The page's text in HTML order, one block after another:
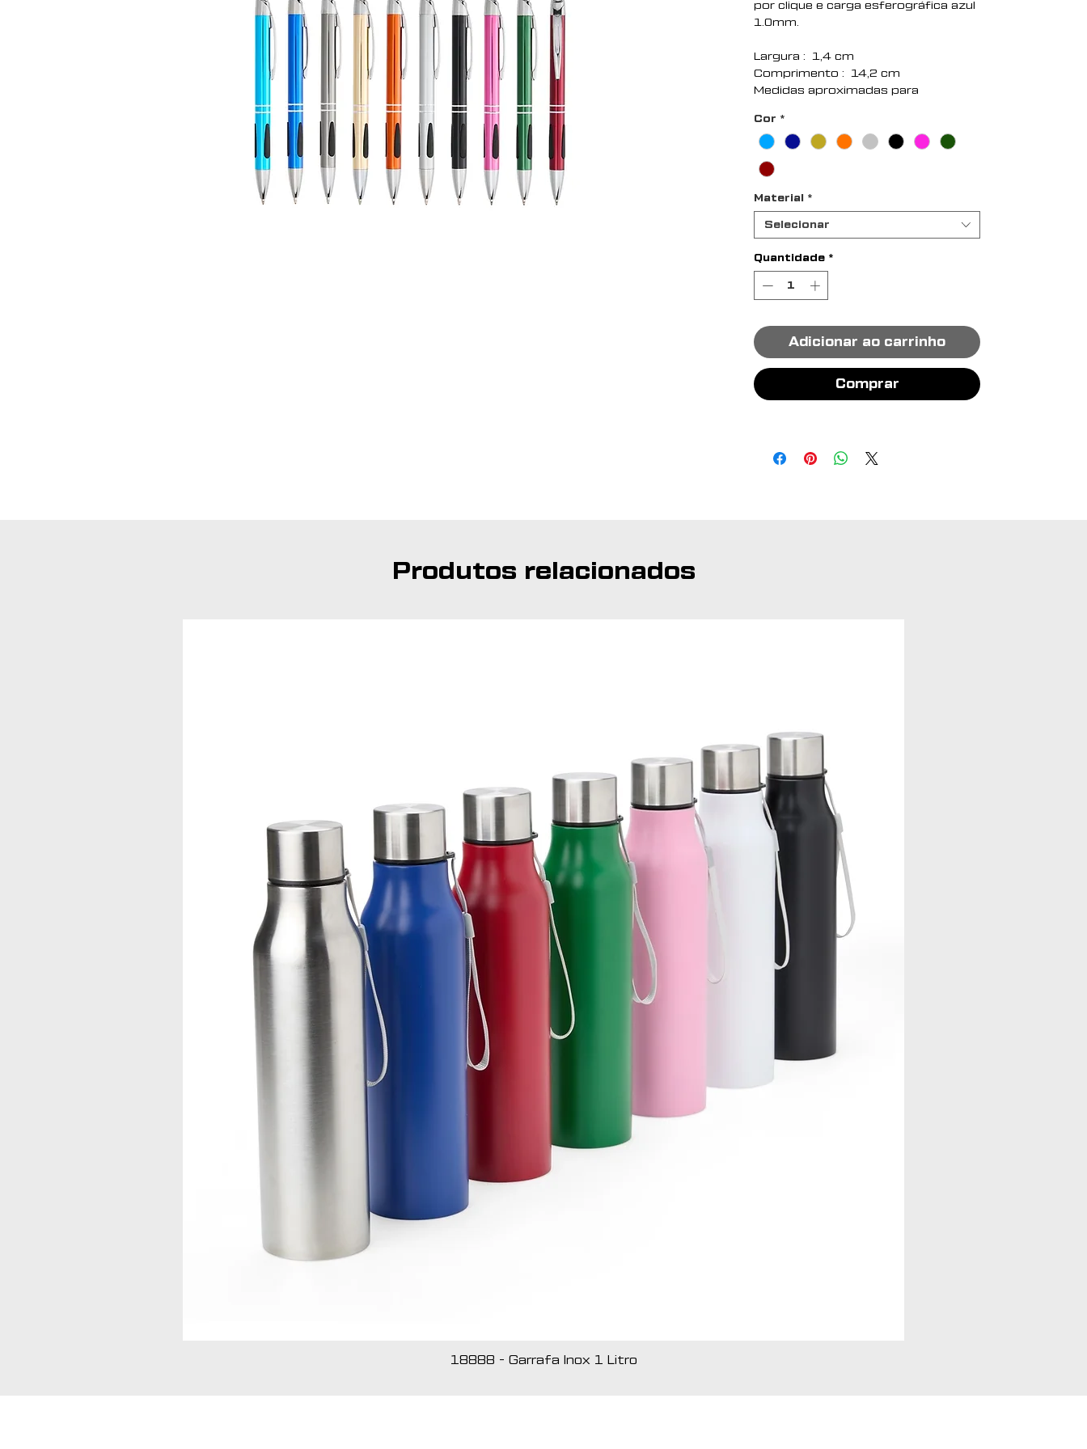
por clique e carga esferográfica azul
1.0mm.
Largura : 1,4 cm
Comprimento : 14,2 cm
Medidas aproximadas para
Peso aproximado (g): 18
Cor *
Material *
Selecionar
Quantidade *
Adicionar ao carrinho
Comprar
Produtos relacionados
18888 - Garrafa Inox 1 Litro